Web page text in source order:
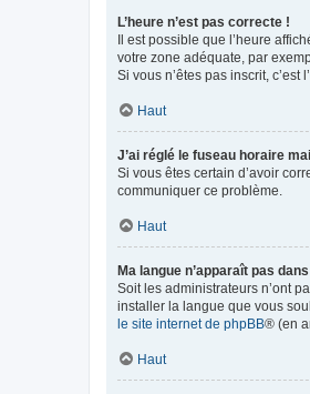
L’heure n’est pas correcte !
Il est possible que l’heure
votre zone adéquate, par
Si vous n’êtes pas inscrit, c’est
Haut
J’ai réglé le fuseau horaire
Si vous êtes certain d’avoir
communiquer ce problème.
Haut
Ma langue n’apparaît pas
Soit les administrateurs n’ont
installer la langue que vous
le site internet de phpBB® (en
Haut